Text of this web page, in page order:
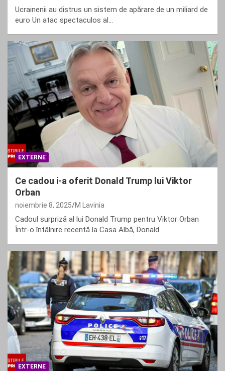
Ucrainenii au distrus un sistem de apărare de un miliard de
euro Un atac spectaculos al…
EXTERNE
Ce cadou i-a oferit Donald Trump lui Viktor
Orban
noiembrie 8, 2025 M Lavinia
Cadoul surpriză al lui Donald Trump pentru Viktor Orban
Într-o întâlnire recentă la Casa Albă, Donald…
EXTERNE